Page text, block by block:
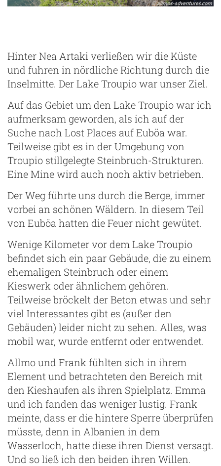
Hinter Nea Artaki verließen wir die Küste
und fuhren in nördliche Richtung durch die
Inselmitte. Der Lake Troupio war unser Ziel.
Auf das Gebiet um den Lake Troupio war ich
aufmerksam geworden, als ich auf der
Suche nach Lost Places auf Euböa war.
Teilweise gibt es in der Umgebung von
Troupio stillgelegte Steinbruch-Strukturen.
Eine Mine wird auch noch aktiv betrieben.
Der Weg führte uns durch die Berge, immer
vorbei an schönen Wäldern. In diesem Teil
von Euböa hatten die Feuer nicht gewütet.
Wenige Kilometer vor dem Lake Troupio
befindet sich ein paar Gebäude, die zu einem
ehemaligen Steinbruch oder einem
Kieswerk oder ähnlichem gehören.
Teilweise bröckelt der Beton etwas und sehr
viel Interessantes gibt es (außer den
Gebäuden) leider nicht zu sehen. Alles, was
mobil war, wurde entfernt oder entwendet.
Allmo und Frank fühlten sich in ihrem
Element und betrachteten den Bereich mit
den Kieshaufen als ihren Spielplatz. Emma
und ich fanden das weniger lustig. Frank
meinte, dass er die hintere Sperre überprüfen
müsste, denn in Albanien in dem
Wasserloch, hatte diese ihren Dienst versagt.
Und so ließ ich den beiden ihren Willen.